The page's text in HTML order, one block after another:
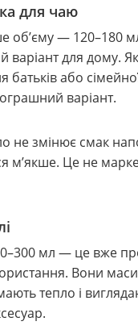
для чаю
об’єму — 120–180
варіант для дому.
батьків або
варіант.
не змінює смак
м’якше. Це не
мл — це вже
Вони
тепло і